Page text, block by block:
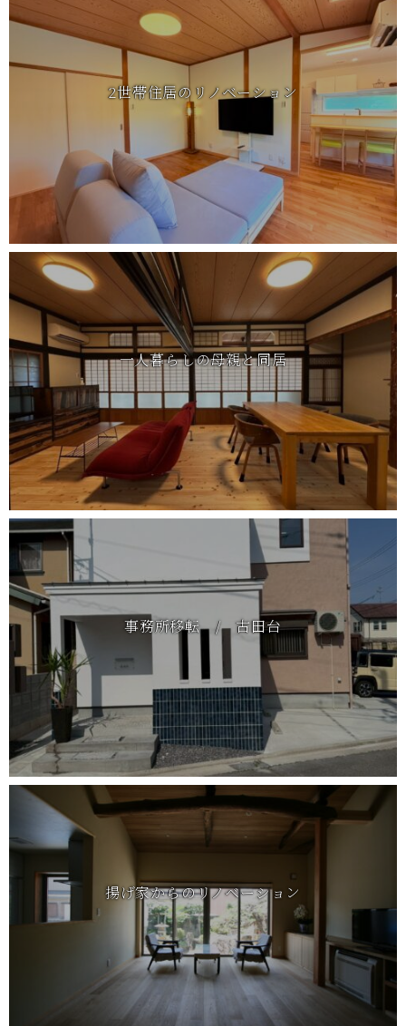
2世帯住居のリノベーション
2世帯住宅 リフォーム
一人暮らしの母親と同居
事務所移転 / 古田台
揚げ家からのリノベーション
受賞作品